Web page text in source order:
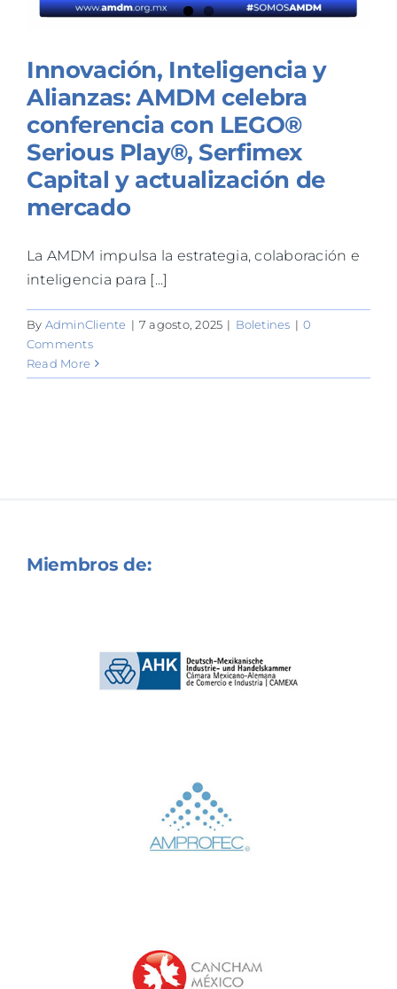
Innovación, Inteligencia y
Alianzas: AMDM celebra
conferencia con LEGO®
Serious Play®, Serfimex
Capital y actualización de
mercado
La AMDM impulsa la estrategia, colaboración e
inteligencia para [...]
By AdminCliente | 7 agosto, 2025 | Boletines | 0
Comments
Read More
Miembros de: